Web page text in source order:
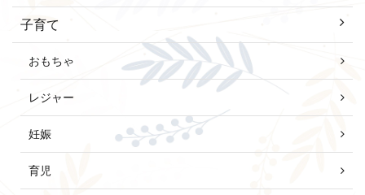
子育て
おもちゃ
レジャー
妊娠
育児